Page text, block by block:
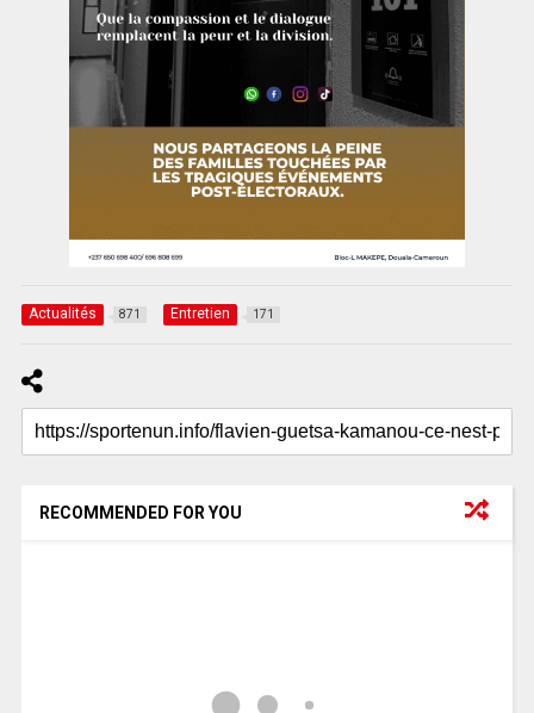
Actualités 871 Entretien 171
RECOMMENDED FOR YOU